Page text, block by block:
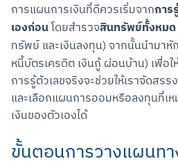
การแผนการเงินที่ดีควรเริ่มจากการ
เองก่อน โดยสำรวจสินทรัพย์ทั้งหมด
ทรัพย์ และเงินลงทุน) จากนั้นนำมาหั
หนี้บัตรเครดิต เงินกู้ ผ่อนบ้าน) เพื่อใ
การรู้ตัวเลขจริงจะช่วยให้เราจัดสร
และเลือกแผนการออมหรือลงทุนที่เ
เงินของตัวเองได้
ขั้นตอนการวางแผนทา